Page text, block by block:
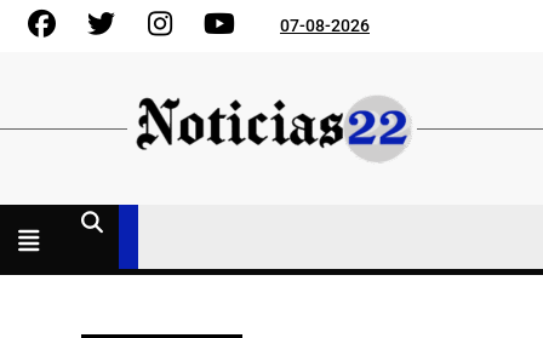
Skip
FacebookGorjeo InstagramYouTube07-08-2026